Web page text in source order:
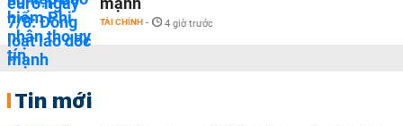
TÀI CHÍNH - 4 giờ trước
Tin mới